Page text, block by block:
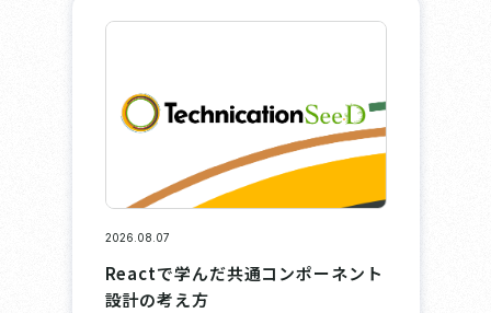
2026.08.07
Reactで学んだ共通コンポーネント
設計の考え方